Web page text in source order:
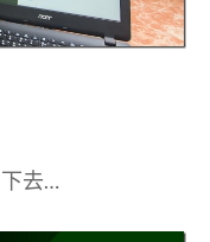
去…